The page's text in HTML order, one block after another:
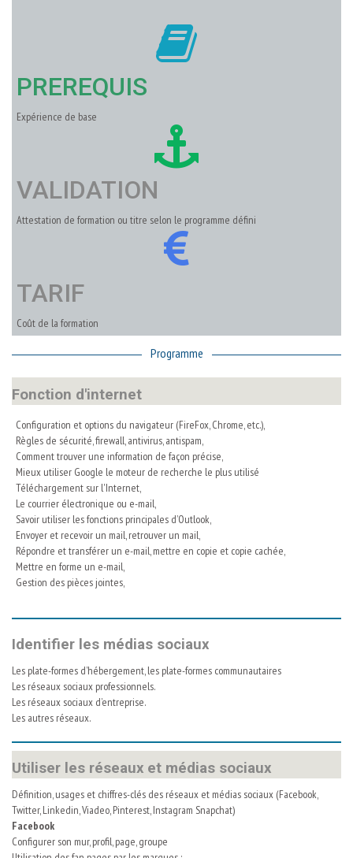
PREREQUIS
Expérience de base
VALIDATION
Attestation de formation ou titre selon le programme défini
TARIF
Coût de la formation
Programme
Fonction d'internet
Configuration et options du navigateur (FireFox, Chrome, etc.),
Règles de sécurité, firewall, antivirus, antispam,
Comment trouver une information de façon précise,
Mieux utiliser Google le moteur de recherche le plus utilisé
Téléchargement sur l'Internet,
Le courrier électronique ou e-mail,
Savoir utiliser les fonctions principales d’Outlook,
Envoyer et recevoir un mail, retrouver un mail,
Répondre et transférer un e-mail, mettre en copie et copie cachée,
Mettre en forme un e-mail,
Gestion des pièces jointes,
Identifier les médias sociaux
Les plate-formes d’hébergement, les plate-formes communautaires
Les réseaux sociaux professionnels.
Les réseaux sociaux d’entreprise.
Les autres réseaux.
Utiliser les réseaux et médias sociaux
Définition, usages et chiffres-clés des réseaux et médias sociaux (Facebook,
Twitter, Linkedin, Viadeo, Pinterest, Instagram Snapchat)
Facebook
Configurer son mur, profil, page, groupe